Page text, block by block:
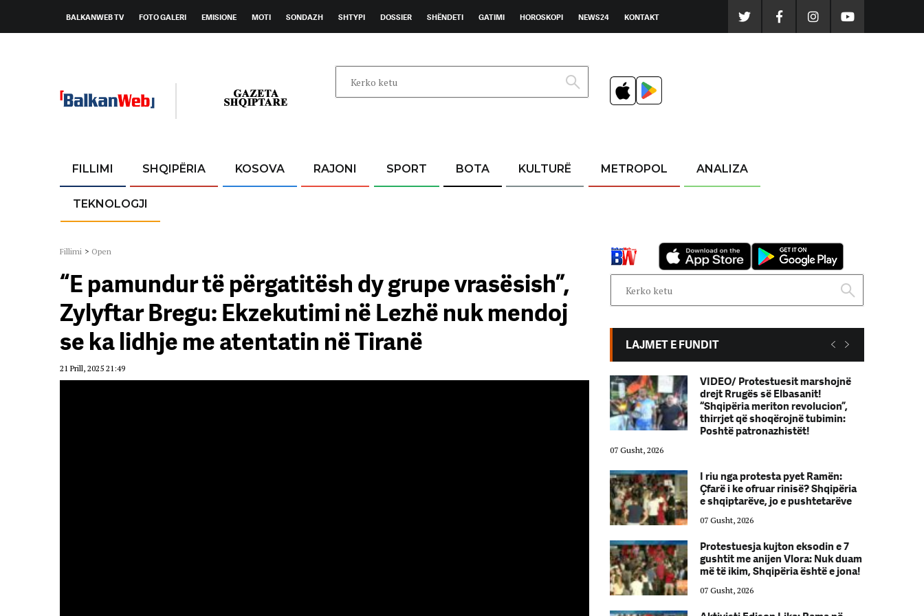
BALKANWEB TV FOTO GALERI EMISIONE MOTI SONDAZH SHTYPI DOSSIER SHËNDETI GATIMI HOROSKOPI NEWS24 KONTAKT
FILLIMI SHQIPËRIA KOSOVA RAJONI SPORT BOTA KULTURË METROPOL ANALIZA
TEKNOLOGJI
Fillimi > Open
“E pamundur të përgatitësh dy grupe vrasësish”,
Zylyftar Bregu: Ekzekutimi në Lezhë nuk mendoj
se ka lidhje me atentatin në Tiranë
21 Prill, 2025 21:49
LAJMET E FUNDIT
VIDEO/ Protestuesit marshojnë
VIDEO/ Protestuesit marshojnë
drejt Rrugës së Elbasanit!
“Shqipëria meriton revolucion”,
thirrjet që shoqërojnë tubimin:
Poshtë patronazhistët!
07 Gusht, 2026
I riu nga protesta pyet Ramën:
Çfarë i ke ofruar rinisë? Shqipëria
e shqiptarëve, jo e pushtetarëve
07 Gusht, 2026
Protestuesja kujton eksodin e 7
gushtit me anijen Vlora: Nuk duam
më të ikim, Shqipëria është e jona!
07 Gusht, 2026